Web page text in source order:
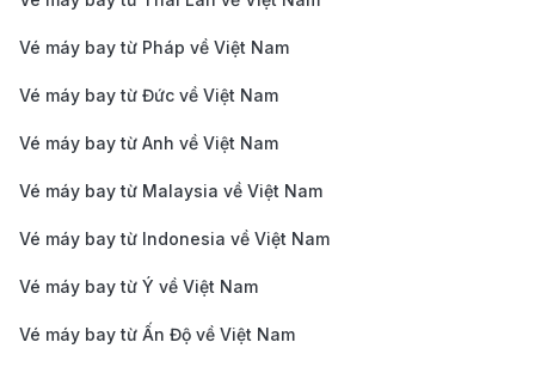
Các chuyến bay của China Airlines nổi bật với sự
đúng giờ và đội ngũ tiếp viên thân thiện. Đây là lựa
chọn phù hợp cho du khách tìm kiếm hành trình
tiết kiệm nhưng vẫn đảm bảo chất lượng.
không hàng đầu thế giới, Qatar Airways mang đến
hành trình từ Hà Nội đến Philadelphia qua Doha.
Hãng nổi tiếng với khoang hạng thương gia sang
Vé máy bay từ Pháp về Việt Nam
Vé máy bay từ Đức về Việt Nam
Vé máy bay từ Anh về Việt Nam
Vé máy bay từ Malaysia về Việt Nam
Vé máy bay từ Indonesia về Việt Nam
Vé máy bay từ Ý về Việt Nam
Vé máy bay từ Ấn Độ về Việt Nam